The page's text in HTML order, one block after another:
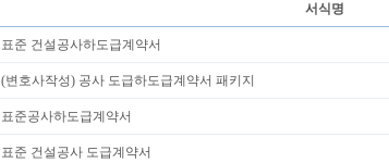
서식명
표준 건설공사하도급계약서
(변호사작성) 공사 도급하도급계약서 패키지
표준공사하도급계약서
표준 건설공사 도급계약서